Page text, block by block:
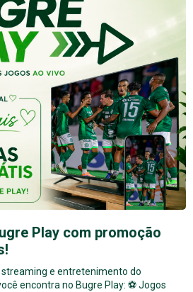
Play com promoção
e entretenimento do
encontra no Bugre Play: ⚽ Jogos